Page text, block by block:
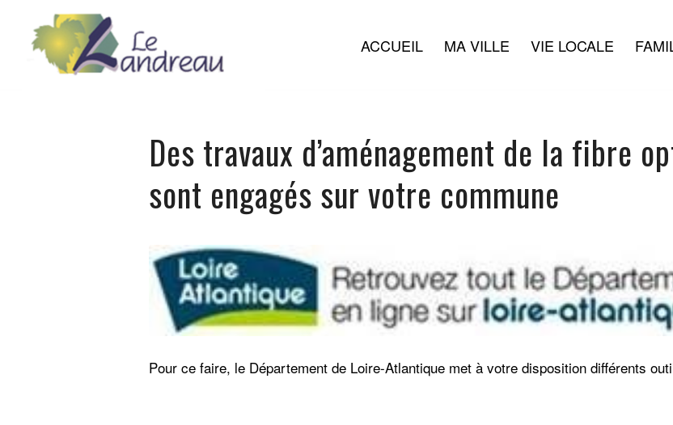
ACCUEIL MA VILLE VIE LOCALE
Des travaux d’aménagement de la fibre
sont engagés sur votre commune
Pour ce faire, le Département de Loire-Atlantique met à votre disposition différents